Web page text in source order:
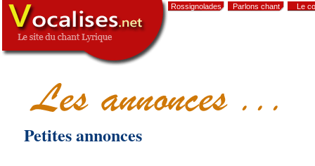
Rossignolades Parlons chant Le
Petites annonces